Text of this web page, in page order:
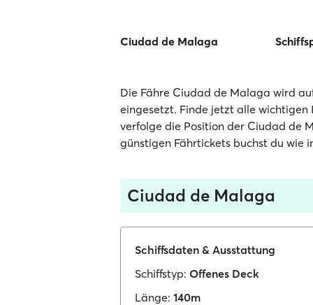
Ciudad de Malaga
Die Fähre Ciudad de Malaga wird
eingesetzt. Finde jetzt alle wichtigen
verfolge die Position der Ciudad de
günstigen Fährtickets buchst du wie
Ciudad de Malaga
Schiffsdaten & Ausstattung
Schiffstyp: Offenes Deck
Länge: 140m